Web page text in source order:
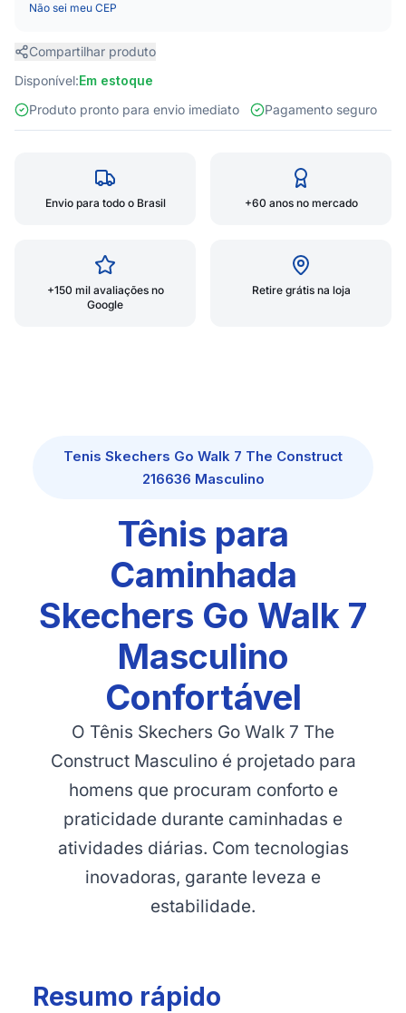
Não sei meu CEP
Compartilhar produto
Disponível:Em estoque
Produto pronto para envio imediato
Pagamento seguro
Envio para todo o Brasil +60 anos no mercado
+150 mil avaliações no
Google
Retire grátis na loja
Tenis Skechers Go Walk 7 The Construct
216636 Masculino
Tênis para
Caminhada
Skechers Go Walk 7
Masculino
Confortável
O Tênis Skechers Go Walk 7 The
Construct Masculino é projetado para
homens que procuram conforto e
praticidade durante caminhadas e
atividades diárias. Com tecnologias
inovadoras, garante leveza e
estabilidade.
Resumo rápido